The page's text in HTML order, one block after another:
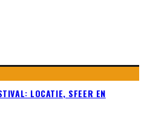
LOCATIE, SFEER EN